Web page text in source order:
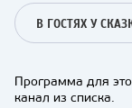
В ГОСТЯХ У
Программа для
канал из списка.